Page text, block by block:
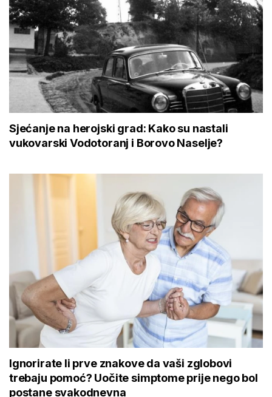
Sjećanje na herojski grad: Kako su nastali
vukovarski Vodotoranj i Borovo Naselje?
Ignorirate li prve znakove da vaši zglobovi
trebaju pomoć? Uočite simptome prije nego bol
postane svakodnevna